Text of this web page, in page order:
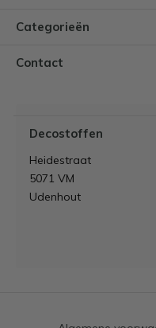
Categorieën
Contact
Decostoffen
Heidestraat
5071 VM
Udenhout